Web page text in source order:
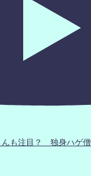
んも注目？ 独身ハゲ